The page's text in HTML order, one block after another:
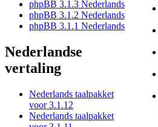
phpBB 3.1.3 Nederlands
phpBB 3.1.2 Nederlands
phpBB 3.1.1 Nederlands
Nederlandse
vertaling
Nederlands taalpakket
voor 3.1.12
Nederlands taalpakket